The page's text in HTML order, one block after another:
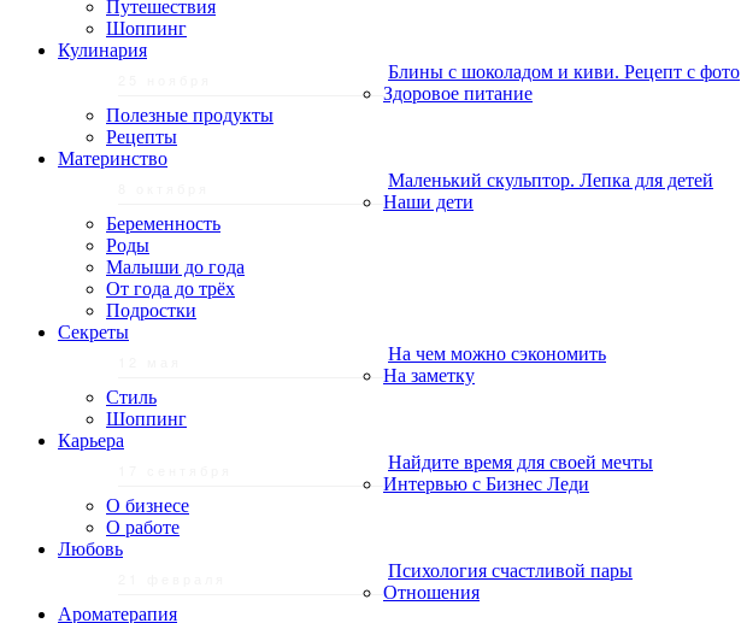
Путешествия
Шоппинг
Кулинария
Блины с шоколадом и киви. Рецепт с фото
Здоровое питание
Полезные продукты
Рецепты
Материнство
Маленький скульптор. Лепка для детей
Наши дети
Беременность
Роды
Малыши до года
От года до трёх
Подростки
Секреты
На чем можно сэкономить
На заметку
Стиль
Шоппинг
Карьера
Найдите время для своей мечты
Интервью с Бизнес Леди
О бизнесе
О работе
Любовь
Психология счастливой пары
Отношения
Ароматерапия